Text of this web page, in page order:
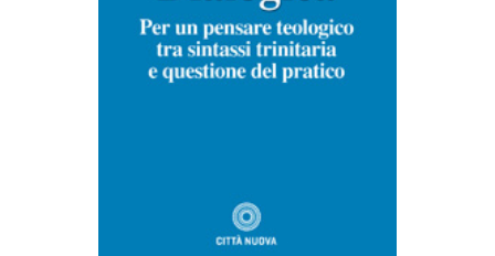
AGGIUNGI AL CARRELLO